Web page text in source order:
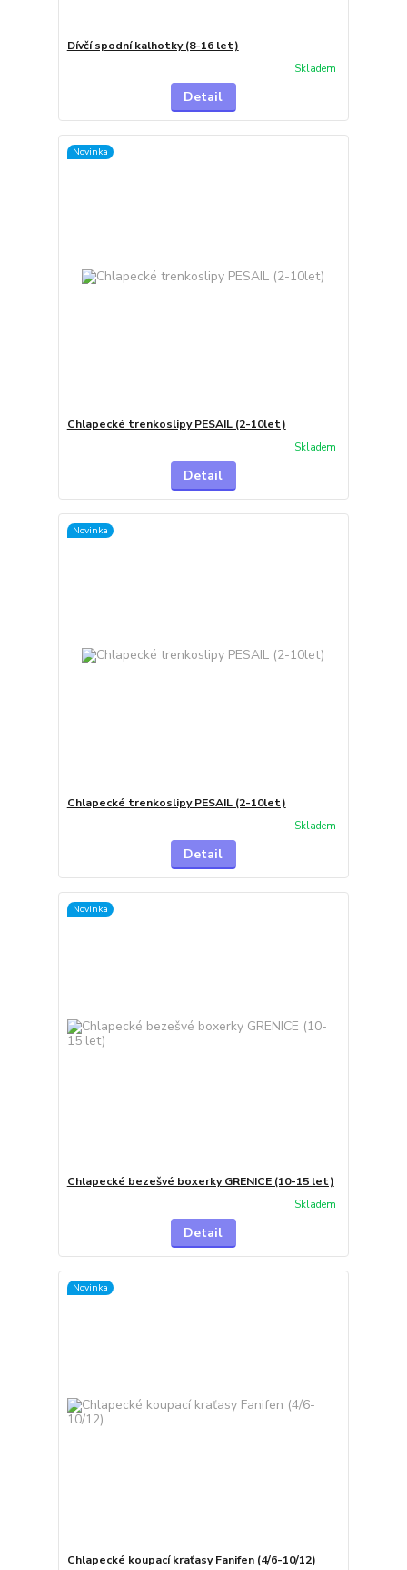
Dívčí spodní kalhotky (8-16 let)
Skladem
Detail
Novinka
Chlapecké trenkoslipy PESAIL (2-10let)
Skladem
Detail
Novinka
Chlapecké trenkoslipy PESAIL (2-10let)
Skladem
Detail
Novinka
Chlapecké bezešvé boxerky GRENICE (10-15 let)
Skladem
Detail
Novinka
Chlapecké koupací kraťasy Fanifen (4/6-10/12)